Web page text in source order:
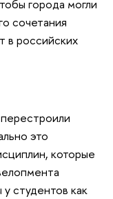
города могли
сочетания
в российских
это
которые
студентов как